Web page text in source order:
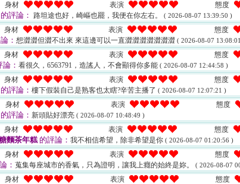
身材 表演 態度
的評論： 路坦途也好，崎嶇也罷，我便在你左右。 ( 2026-08-07 13:39:50 )
身材 表演 態度
： 想澀澀但澀不出來 來這邊可以一直澀澀澀澀澀澀澀 ( 2026-08-07
身材 表演 態度
： 看很久，6563791，造謠人，不會顯得你多能 ( 2026-08-07 12:44:58 )
身材 表演 態度
的評論： 樓下假裝自己是熟客也太瞎?辛苦主播了 ( 2026-08-07 12:07:21 )
身材 表演 態度
的評論： 新頭貼好漂亮 ( 2026-08-07 10:48:49 )
身材 表演 態度
麵茶年糕 的評論： 我不相信希望，除非希望是你 ( 2026-08-07 01:20:56 )
身材 表演 態度
： 蒐集每座城市的香氣，只為證明，讓我上癮的始終是妳。 ( 2026-08-07
身材 表演 態度